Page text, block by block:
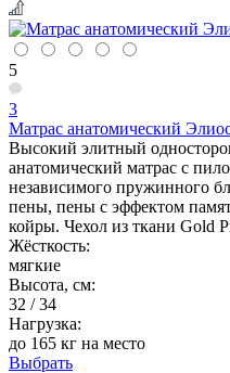
5
3
Матрас анатомический
Высокий элитный
анатомический матрас с
независимого пружинного
пены, пены с эффектом
койры. Чехол из ткани Gold
Жёсткость:
мягкие
Высота, см:
32 / 34
Нагрузка:
до 165 кг на место
Выбрать